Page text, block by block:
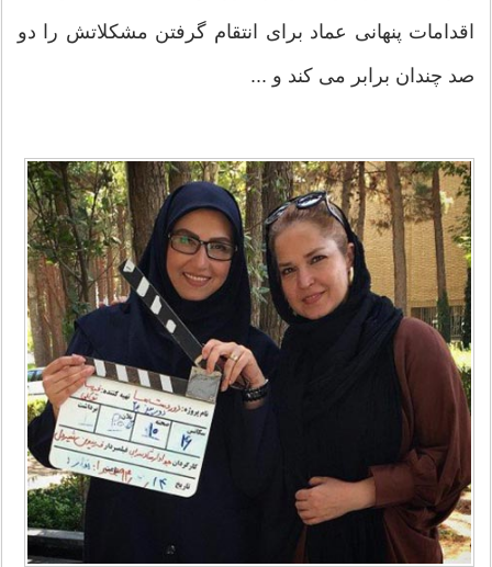
اقدامات پنهانی عماد برای انتقام گرفتن مشکلاتش را دو
صد چندان برابر می کند و ...